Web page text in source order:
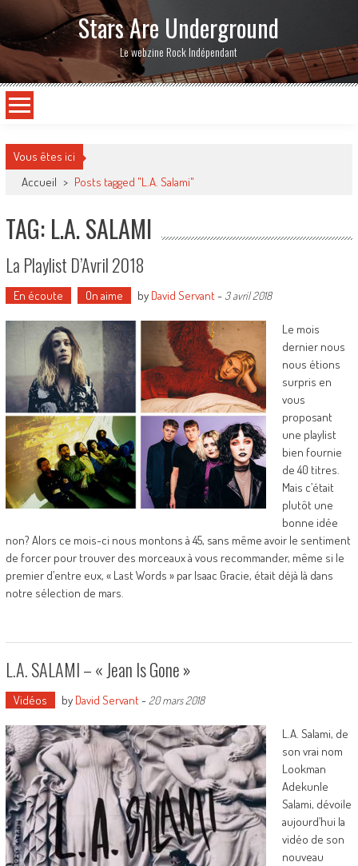
Stars Are Underground
Le webzine Rock Indépendant
Vous êtes ici
Accueil > Posts tagged "L.A. Salami"
TAG: L.A. SALAMI
La Playlist D’Avril 2018
En écoute On aime by David Servant- 3 avril 2018
Le mois
dernier nous
nous étions
surpris en
vous
proposant
une playlist
bien fournie
de 40 titres.
Mais c’était
plutôt une
bonne idée
non? Alors ce mois-ci nous montons à 45, sans même avoir le sentiment
de forcer pour trouver des morceaux à vous recommander, même si le
premier d’entre eux, « Last Words » par Isaac Gracie, était déjà là dans
notre sélection de mars.
L.A. SALAMI – « Jean Is Gone »
Vidéos by David Servant- 20 mars 2018
L.A. Salami, de
son vrai nom
Lookman
Adekunle
Salami, dévoile
aujourd’hui la
vidéo de son
nouveau